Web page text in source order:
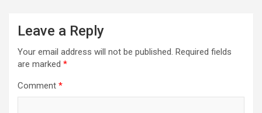
Leave a Reply
Your email address will not be published. Required fields
are marked *
Comment *